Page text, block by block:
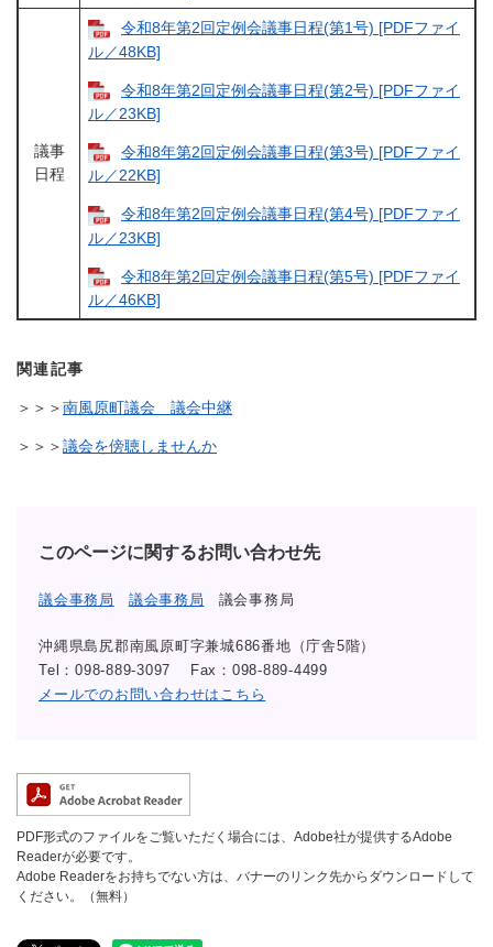
議事
日程
令和8年第2回定例会議事日程(第1号) [PDFファイ
ル／48KB]
令和8年第2回定例会議事日程(第2号) [PDFファイ
ル／23KB]
令和8年第2回定例会議事日程(第3号) [PDFファイ
ル／22KB]
令和8年第2回定例会議事日程(第4号) [PDFファイ
ル／23KB]
令和8年第2回定例会議事日程(第5号) [PDFファイ
ル／46KB]
関連記事
＞＞＞南風原町議会 議会中継
＞＞＞議会を傍聴しませんか
このページに関するお問い合わせ先
議会事務局 議会事務局 議会事務局
沖縄県島尻郡南風原町字兼城686番地（庁舎5階）
Tel：098-889-3097
Fax：098-889-4499
メールでのお問い合わせはこちら
PDF形式のファイルをご覧いただく場合には、Adobe社が提供するAdobe
Readerが必要です。
Adobe Readerをお持ちでない方は、バナーのリンク先からダウンロードして
ください。（無料）